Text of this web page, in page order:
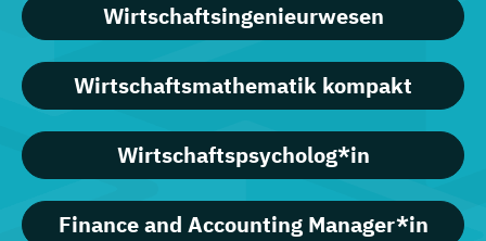
Wirtschaftsingenieurwesen
Wirtschaftsmathematik kompakt
Wirtschaftspsycholog*in
Finance and Accounting Manager*in